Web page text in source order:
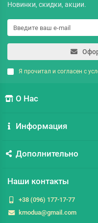
Новинки, скидки, акции.
Я прочитал и согласен с
О Нас
Информация
Дополнительно
Наши контакты
+38 (096) 177-17-77
kmodua@gmail.com